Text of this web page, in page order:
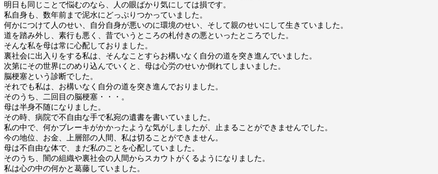
明日も同じことで悩むのなら、人の眼ばかり気にしては損です。
私自身も、数年前まで泥水にどっぷりつかっていました。
何かにつけて人のせい、自分自身が悪いのに環境のせい、そして親のせいにして生きていました。
道を踏み外し、素行も悪く、昔でいうところの札付きの悪といったところでした。
そんな私を母は常に心配しておりました。
裏社会に出入りをする私は、そんなことすらお構いなく自分の道を突き進んでいました。
次第にその世界にのめり込んでいくと、母は心労のせいか倒れてしまいました。
脳梗塞という診断でした。
それでも私は、お構いなく自分の道を突き進んでおりました。
そのうち、二回目の脳梗塞・・・。
母は半身不随になりました。
その時、病院で不自由な手で私宛の遺書を書いていました。
私の中で、何かブレーキがかかったような気がしましたが、止まることができませんでした。
今の地位、お金、上層部の人間、私は切ることができません。
母は不自由な体で、まだ私のことを心配していました。
そのうち、闇の組織や裏社会の人間からスカウトがくるようになりました。
私は心の中の何かと葛藤していました。